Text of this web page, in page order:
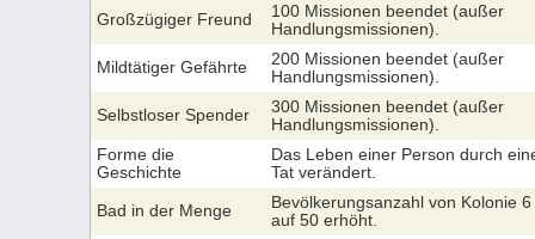
Großzügiger Freund
100 Missionen beendet (außer
Handlungsmissionen).
Mildtätiger Gefährte
200 Missionen beendet (außer
Handlungsmissionen).
Selbstloser Spender
300 Missionen beendet (außer
Handlungsmissionen).
Forme die
Geschichte
Das Leben einer Person durch
Tat verändert.
Bad in der Menge
Bevölkerungsanzahl von Kolonie 6
auf 50 erhöht.